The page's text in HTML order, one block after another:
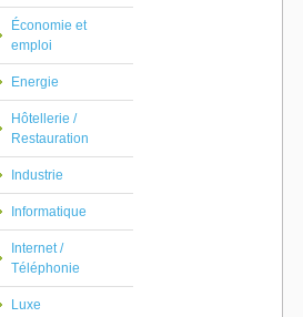
Économie et
emploi
Energie
Hôtellerie /
Restauration
Industrie
Informatique
Internet /
Téléphonie
Luxe